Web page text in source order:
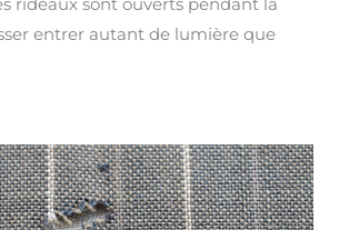
entrer autant de lumière que